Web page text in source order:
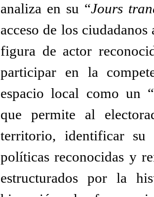
analiza en su “Jours
acceso de los
figura de actor
participar en la
espacio local como un
que permite al
territorio, identificar su
políticas reconocidas y
estructurados por la